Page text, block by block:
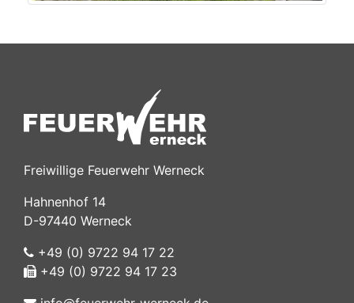
Freiwillige Feuerwehr Werneck
Hahnenhof 14
D-97440 Werneck
+49 (0) 9722 94 17 22
+49 (0) 9722 94 17 23